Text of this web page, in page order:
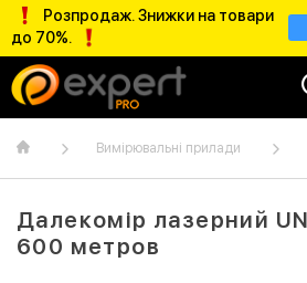
Розпродаж. Знижки на товари
до 70%.
Вимірювальні прилади
Далекомір лазерний
600 метров